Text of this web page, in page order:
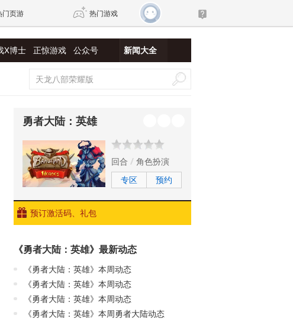
门页游 热门游戏
王权与自由 诛仙世界 新仙侠5
X博士 正惊游戏 公众号 新闻大全
勇者大陆：英雄
回合
角色扮演
专区
预约
预订激活码、礼包
《勇者大陆：英雄》最新动态
《勇者大陆：英雄》本周动态
《勇者大陆：英雄》本周动态
《勇者大陆：英雄》本周动态
《勇者大陆：英雄》本周勇者大陆动态